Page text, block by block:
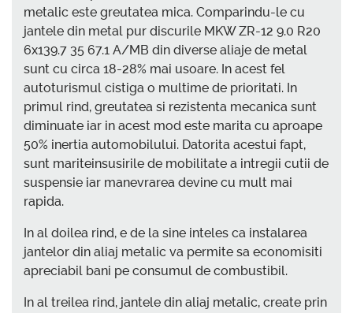
metalic este greutatea mica. Comparindu-le cu
jantele din metal pur discurile MKW ZR-12 9.0 R20
6x139.7 35 67.1 A/MB din diverse aliaje de metal
sunt cu circa 18-28% mai usoare. In acest fel
autoturismul cistiga o multime de prioritati. In
primul rind, greutatea si rezistenta mecanica sunt
diminuate iar in acest mod este marita cu aproape
50% inertia automobilului. Datorita acestui fapt,
sunt mariteinsusirile de mobilitate a intregii cutii de
suspensie iar manevrarea devine cu mult mai
rapida.
In al doilea rind, e de la sine inteles ca instalarea
jantelor din aliaj metalic va permite sa economisiti
apreciabil bani pe consumul de combustibil.
In al treilea rind, jantele din aliaj metalic, create prin